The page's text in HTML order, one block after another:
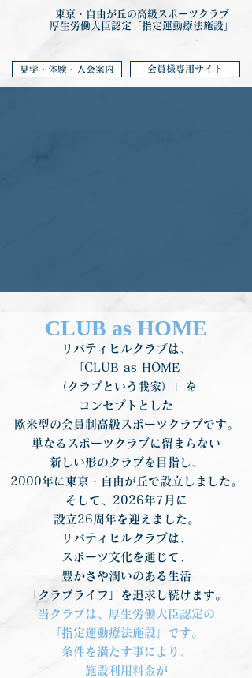
東京・自由が丘の高級スポーツクラブ
厚生労働大臣認定「指定運動療法施設」
見学・体験・入会案内 会員様専用サイト
CLUB as HOME
リバティヒルクラブは、
「CLUB as HOME
（クラブという我家）」を
コンセプトとした
欧米型の会員制高級スポーツクラブです。
単なるスポーツクラブに留まらない
新しい形のクラブを目指し、
2000年に東京・自由が丘で設立しました。
そして、2026年7月に
設立26周年を迎えました。
リバティヒルクラブは、
スポーツ文化を通じて、
豊かさや潤いのある生活
「クラブライフ」を追求し続けます。
当クラブは、厚生労働大臣認定の
「指定運動療法施設」です。
条件を満たす事により、
施設利用料金が